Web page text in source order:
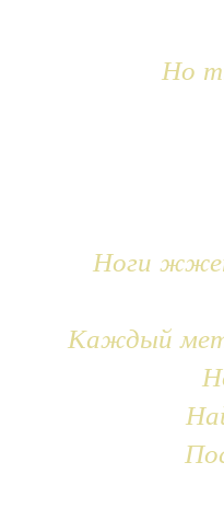
Но
Ноги
Каждый